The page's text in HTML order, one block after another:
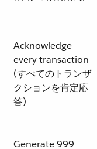
Acknowledge
every transaction
(すべてのトランザ
クションを肯定応
答)
Generate 999